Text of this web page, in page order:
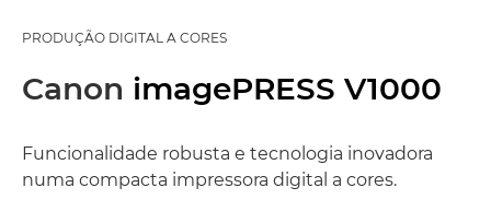
PRODUÇÃO DIGITAL A CORES
Canon imagePRESS V1000
Funcionalidade robusta e tecnologia inovadora
numa compacta impressora digital a cores.